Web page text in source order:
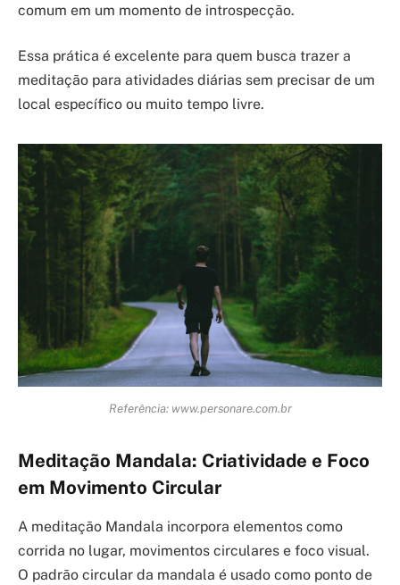
comum em um momento de introspecção.
Essa prática é excelente para quem busca trazer a
meditação para atividades diárias sem precisar de um
local específico ou muito tempo livre.
Referência: www.personare.com.br
Meditação Mandala: Criatividade e Foco
em Movimento Circular
A meditação Mandala incorpora elementos como
corrida no lugar, movimentos circulares e foco visual.
O padrão circular da mandala é usado como ponto de